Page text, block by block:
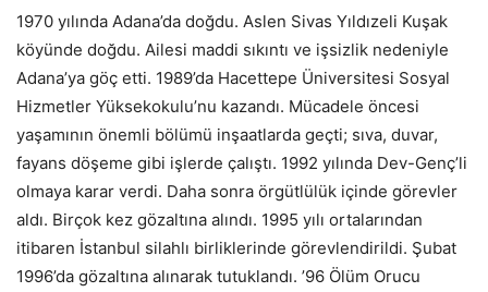
1970 yılında Adana’da doğdu. Aslen Sivas Yıldızeli Kuşak
köyünde doğdu. Ailesi maddi sıkıntı ve işsizlik nedeniyle
Adana’ya göç etti. 1989’da Hacettepe Üniversitesi Sosyal
Hizmetler Yüksekokulu’nu kazandı. Mücadele öncesi
yaşamının önemli bölümü inşaatlarda geçti; sıva, duvar,
fayans döşeme gibi işlerde çalıştı. 1992 yılında Dev-Genç’li
olmaya karar verdi. Daha sonra örgütlülük içinde görevler
aldı. Birçok kez gözaltına alındı. 1995 yılı ortalarından
itibaren İstanbul silahlı birliklerinde görevlendirildi. Şubat
1996’da gözaltına alınarak tutuklandı. ’96 Ölüm Orucu